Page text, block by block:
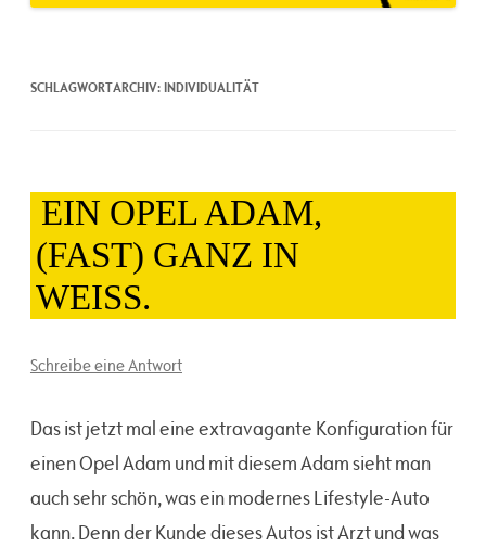
SCHLAGWORTARCHIV:INDIVIDUALITÄT
EIN OPEL ADAM,
(FAST) GANZ IN
WEISS.
Schreibe eine Antwort
Das ist jetzt mal eine extravagante Konfiguration für
einen Opel Adam und mit diesem Adam sieht man
auch sehr schön, was ein modernes Lifestyle-Auto
kann. Denn der Kunde dieses Autos ist Arzt und was